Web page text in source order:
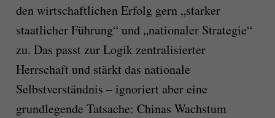
den wirtschaftlichen Erfolg gern „starker
staatlicher Führung“ und „nationaler Strategie“
zu. Das passt zur Logik zentralisierter
Herrschaft und stärkt das nationale
Selbstverständnis – ignoriert aber eine
grundlegende Tatsache: Chinas Wachstum